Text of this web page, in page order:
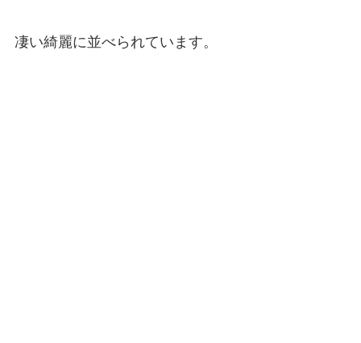
凄い綺麗に並べられています。